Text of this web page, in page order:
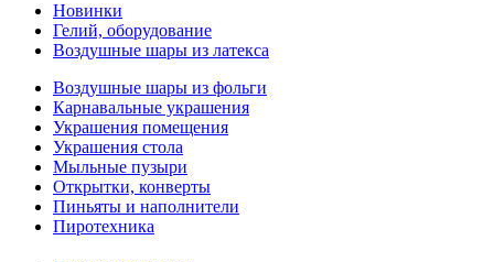
Новинки
Гелий, оборудование
Воздушные шары из латекса
Воздушные шары из фольги
Карнавальные украшения
Украшения помещения
Украшения стола
Мыльные пузыри
Открытки, конверты
Пиньяты и наполнители
Пиротехника